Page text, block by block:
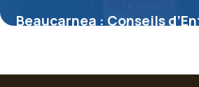
Beaucarnea : Conseils